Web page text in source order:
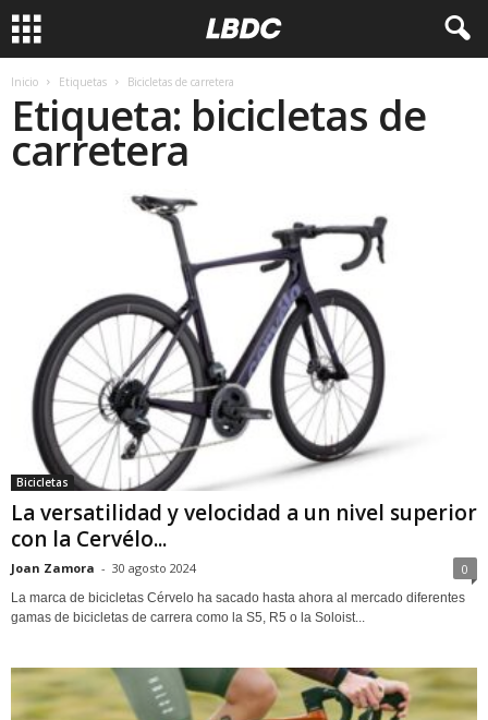
Inicio Etiquetas Bicicletas de carretera
Etiqueta: bicicletas de
carretera
Bicicletas
La versatilidad y velocidad a un nivel superior
con la Cervélo...
Joan Zamora - 30 agosto 2024 0
La marca de bicicletas Cérvelo ha sacado hasta ahora al mercado diferentes
gamas de bicicletas de carrera como la S5, R5 o la Soloist...